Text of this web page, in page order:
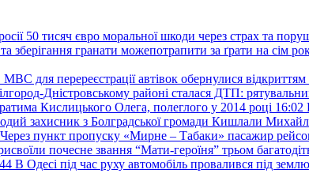
50 тисяч євро моральної шкоди через страх та
зберігання гранати можепотрапити за ґрати на сім
для перереєстрації автівок обернулися
Дністровському районі сталася ДТП:
Кислицького Олега, полеглого у 2014 році 16:02
захисник з Болградської громади Кишлали
Через пункт пропуску «Мирне – Табаки» пасажир
почесне звання “Мати-героїня” трьом
В Одесі під час руху автомобіль провалився під землю